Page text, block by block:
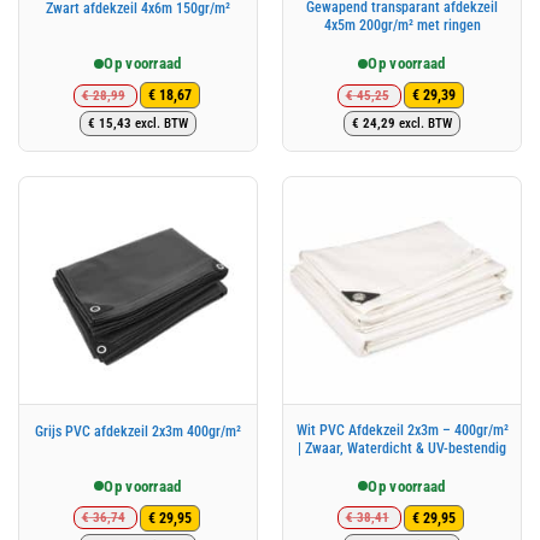
Zwart afdekzeil 4x6m 150gr/m²
Op voorraad
€28,99
Oorspronkelijke
prijs
was:
€ 18,67
Huidige
prijs
is:
€ 15,43 excl. BTW
Gewapend transparant afdekzeil
4x5m 200gr/m² met ringen
Op voorraad
€45,25
Oorspronkelijke
prijs
was:
€ 29,39
Huidige
prijs
is:
€ 24,29 excl. BTW
Grijs PVC afdekzeil 2x3m 400gr/m²
Op voorraad
€36,74
€ 29,95
Wit PVC Afdekzeil 2x3m – 400gr/m²
| Zwaar, Waterdicht & UV-bestendig
Op voorraad
€38,41
€ 29,95